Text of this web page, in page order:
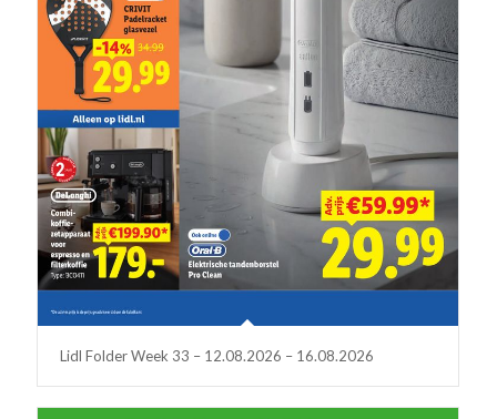
Lidl Folder Week 33 – 12.08.2026 – 16.08.2026